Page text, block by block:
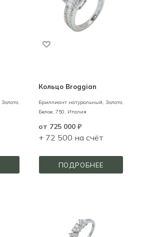
Золото,
Кольцо Broggian
Бриллиант натуральный, Золото,
Белое, 750, Италия
от 725 000 ₽
+ 72 500 на счёт
ПОДРОБНЕЕ